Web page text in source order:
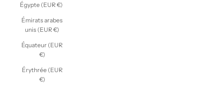
Égypte (EUR €)
Émirats arabes
unis (EUR €)
Équateur (EUR
€)
Érythrée (EUR
€)